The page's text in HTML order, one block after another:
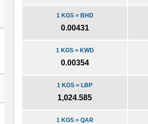
1 KGS = BHD
0.00431
1 KGS = KWD
0.00354
1 KGS = LBP
1,024.585
1 KGS = QAR